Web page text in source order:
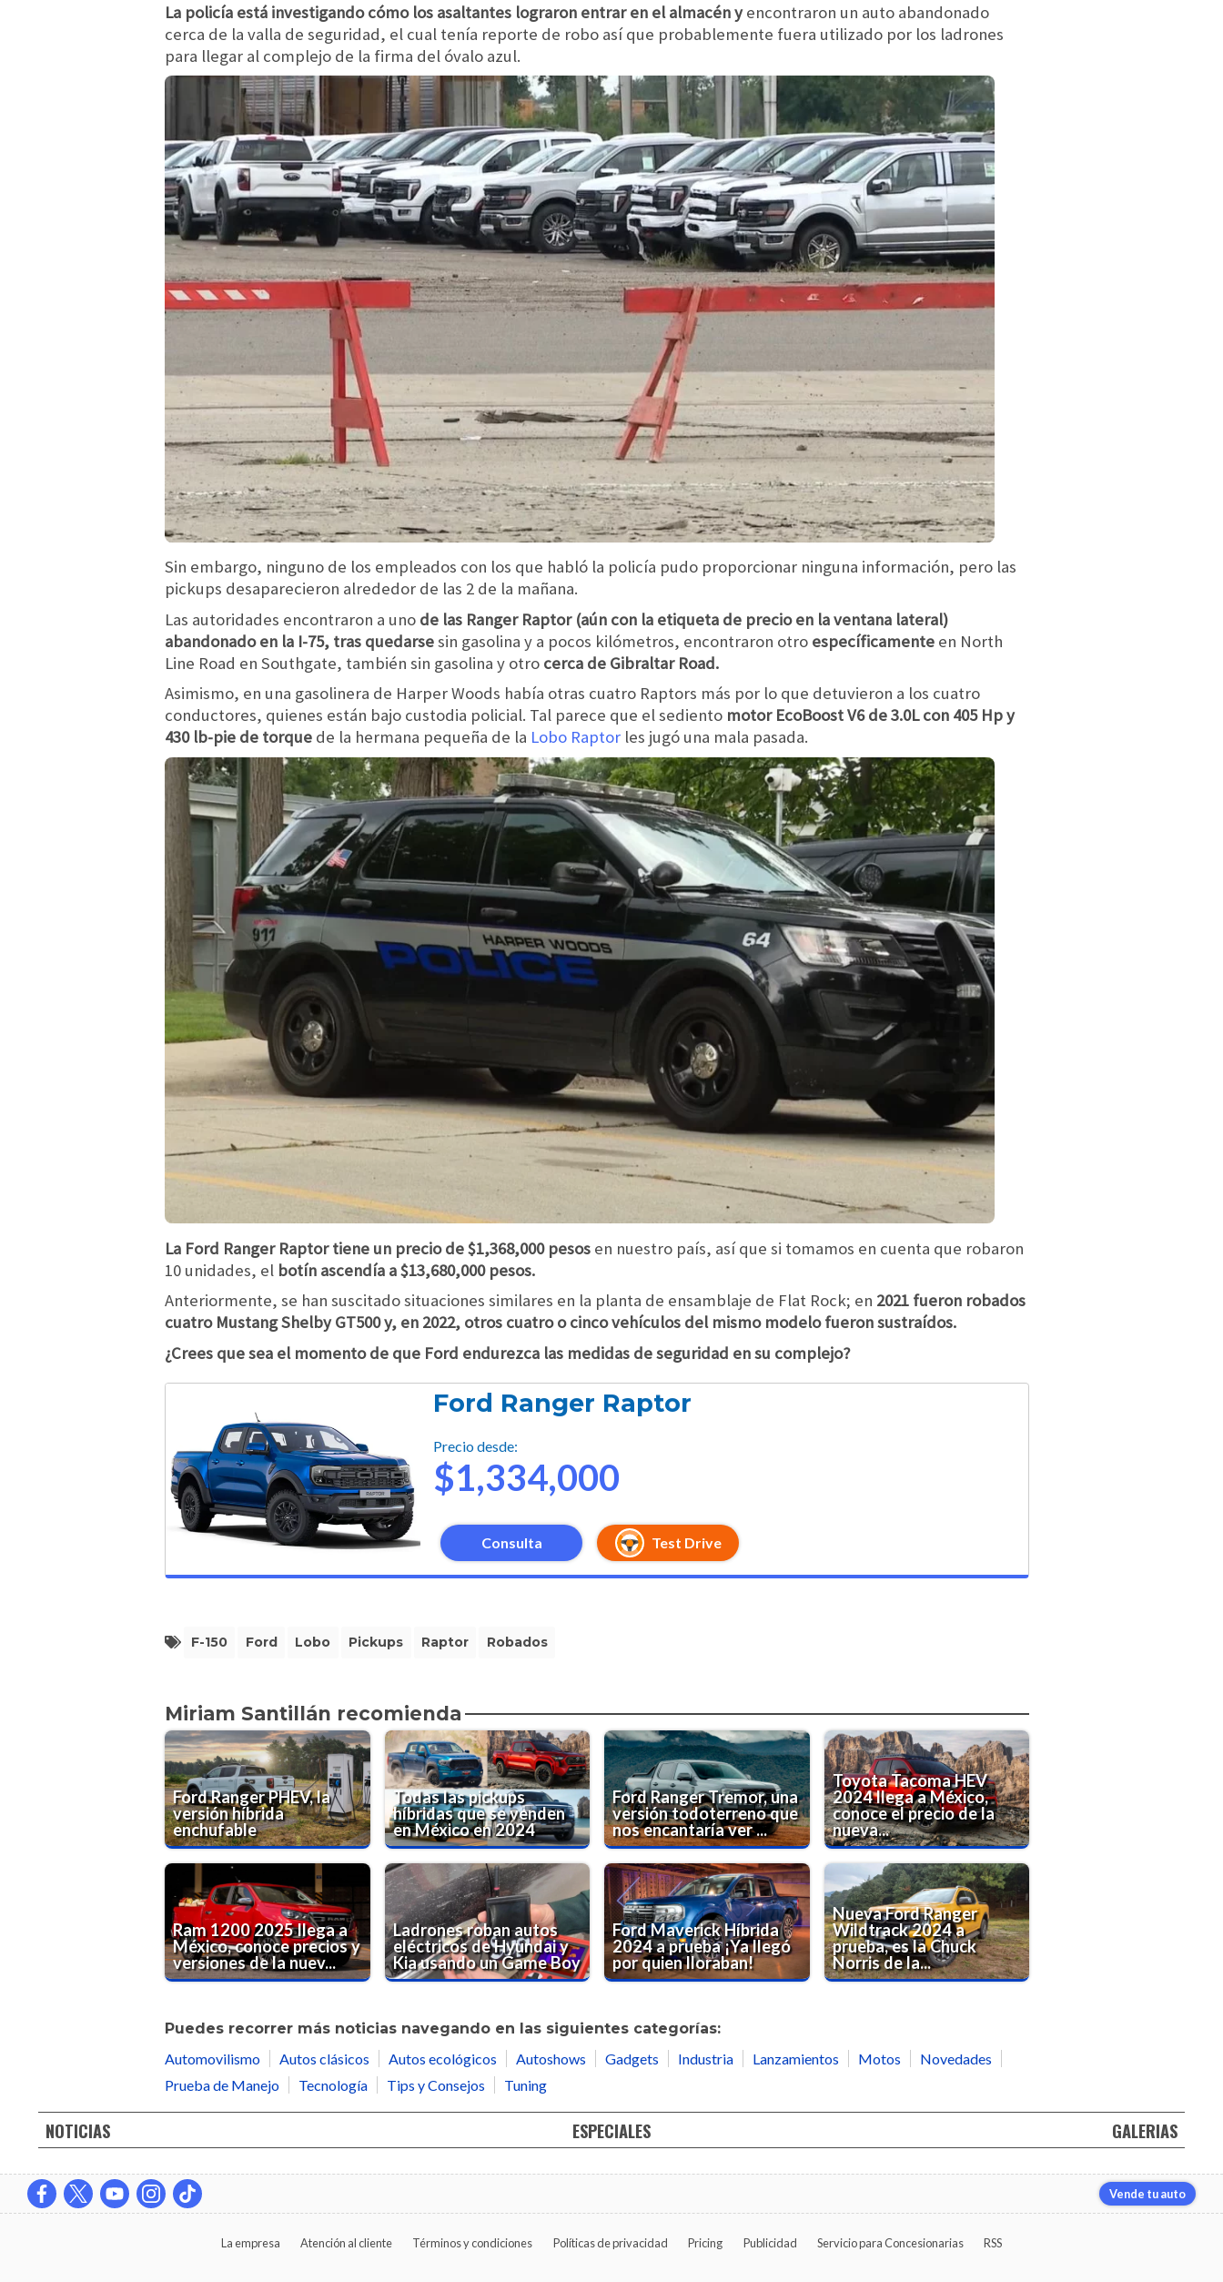
La policía está investigando cómo los asaltantes lograron entrar en el almacén yencontraron un auto abandonado
cerca de la valla de seguridad, el cual tenía reporte de robo así que probablemente fuera utilizado por los ladrones
para llegar al complejo de la firma del óvalo azul.
Sin embargo, ninguno de los empleados con los que habló la policía pudo proporcionar ninguna información, pero las
pickups desaparecieron alrededor de las 2 de la mañana.
Las autoridades encontraron a uno de las Ranger Raptor (aún con la etiqueta de precio en la ventana lateral)
abandonado en la I-75, tras quedarsesin gasolina y a pocos kilómetros, encontraron otro específicamente en North
Line Road en Southgate, también sin gasolina y otro cerca de Gibraltar Road.
Asimismo, en una gasolinera de Harper Woods había otras cuatro Raptors más por lo que detuvieron a los cuatro
conductores, quienes están bajo custodia policial. Tal parece que el sediento motor EcoBoost V6 de 3.0L con 405 Hp y
430 lb-pie de torque de la hermana pequeña de la Lobo Raptor les jugó una mala pasada.
La Ford Ranger Raptor tiene un precio de $1,368,000 pesos en nuestro país, así que si tomamos en cuenta que robaron
10 unidades, el botín ascendía a $13,680,000 pesos.
Anteriormente, se han suscitado situaciones similares en la planta de ensamblaje de Flat Rock; en 2021 fueron robados
cuatro Mustang Shelby GT500 y, en 2022, otros cuatro o cinco vehículos del mismo modelo fueron sustraídos.
¿Crees que sea el momento de que Ford endurezca las medidas de seguridad en su complejo?
Ford Ranger Raptor
Precio desde:
$1,334,000
Consulta Test Drive
F-150 Ford Lobo Pickups Raptor Robados
Miriam Santillán recomienda
Ford Ranger PHEV, la
versión híbrida
enchufable
Todas las pickups
híbridas que se venden
en México en 2024
Ford Ranger Tremor, una
versión todoterreno que
nos encantaría ver ...
Toyota Tacoma HEV
2024 llega a México,
conoce el precio de la
nueva...
Ram 1200 2025 llega a
México, conoce precios y
versiones de la nuev...
Ladrones roban autos
eléctricos de Hyundai y
Kia usando un Game Boy
Ford Maverick Híbrida
2024 a prueba ¡Ya llegó
por quien lloraban!
Nueva Ford Ranger
Wildtrack 2024 a
prueba, es la Chuck
Norris de la...
Puedes recorrer más noticias navegando en las siguientes categorías:
Automovilismo
Autos clásicos Autos ecológicos Autoshows Gadgets Industria Lanzamientos Motos
Novedades
Prueba de Manejo
Tecnología Tips y Consejos Tuning
NOTICIAS ESPECIALES GALERIAS
Vende tu auto
La empresa Atención al cliente Términos y condiciones Políticas de privacidad Pricing Publicidad Servicio para Concesionarias RSS